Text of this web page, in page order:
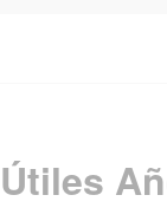
Útiles